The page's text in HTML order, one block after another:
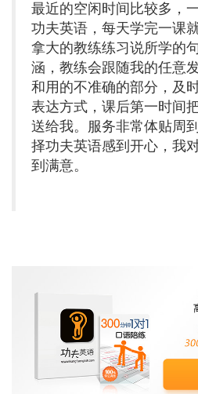
最近的空闲时间比较多，
功夫英语，每天学完一课
拿大的教练练习说所学的
涵，教练会跟随我的任意
和用的不准确的部分，及
表达方式，课后第一时间
送给我。服务非常体贴周
择功夫英语感到开心，我
到满意。